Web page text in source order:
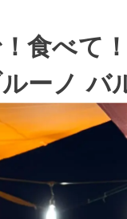
食べて
ーノ バ